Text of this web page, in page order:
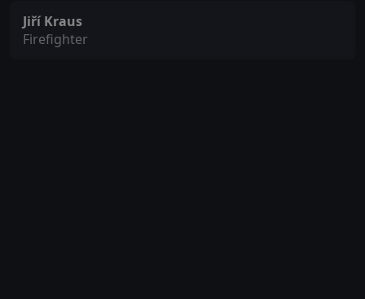
Jiří Kraus
Firefighter